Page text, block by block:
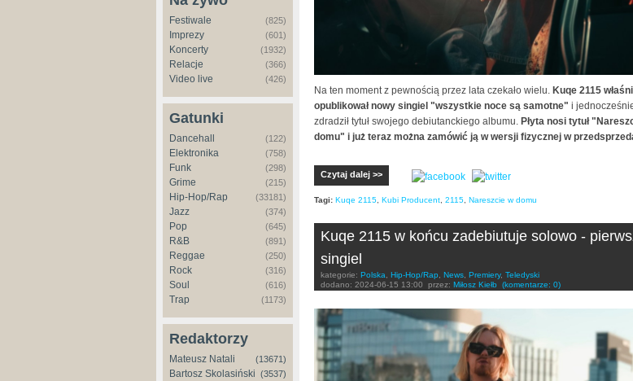
Festiwale (825)
Imprezy (601)
Koncerty (1932)
Relacje (366)
Video live (426)
Gatunki
Dancehall (122)
Elektronika (758)
Funk (298)
Grime (215)
Hip-Hop/Rap (33181)
Jazz (374)
Pop (645)
R&B (891)
Reggae (250)
Rock (316)
Soul (616)
Trap (1173)
Redaktorzy
Mateusz Natali (13671)
Bartosz Skolasiński (3537)
Na ten moment z pewnością przez lata czekało wielu. Kuqe 2115
opublikował nowy singiel "wszystkie noce są samotne" i
zdradził tytuł swojego debiutanckiego albumu. Płyta nosi tytuł
domu" i już teraz można zamówić ją w wersji fizycznej w
Czytaj dalej >>
Tagi: Kuqe 2115 Kubi Producent 2115 Nareszcie w domu
Kuqe 2115 w końcu zadebiutuje solowo -
singiel
kategorie: Polska Hip-Hop/Rap News Premiery, Teledyski
dodano: 2024-06-15 13:00 przez: Miłosz Kiełb (komentarze: 0)